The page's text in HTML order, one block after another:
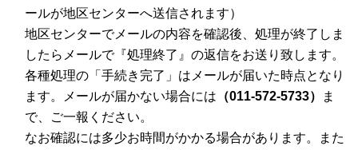
ールが地区センターへ送信されます）
地区センターでメールの内容を確認後、処理が終了しま
したらメールで『処理終了』の返信をお送り致します。
各種処理の「手続き完了」はメールが届いた時点となり
ます。メールが届かない場合には （011-572-5733）
ま
で、ご一報ください。
なお確認には多少お時間がかかる場合があります。また